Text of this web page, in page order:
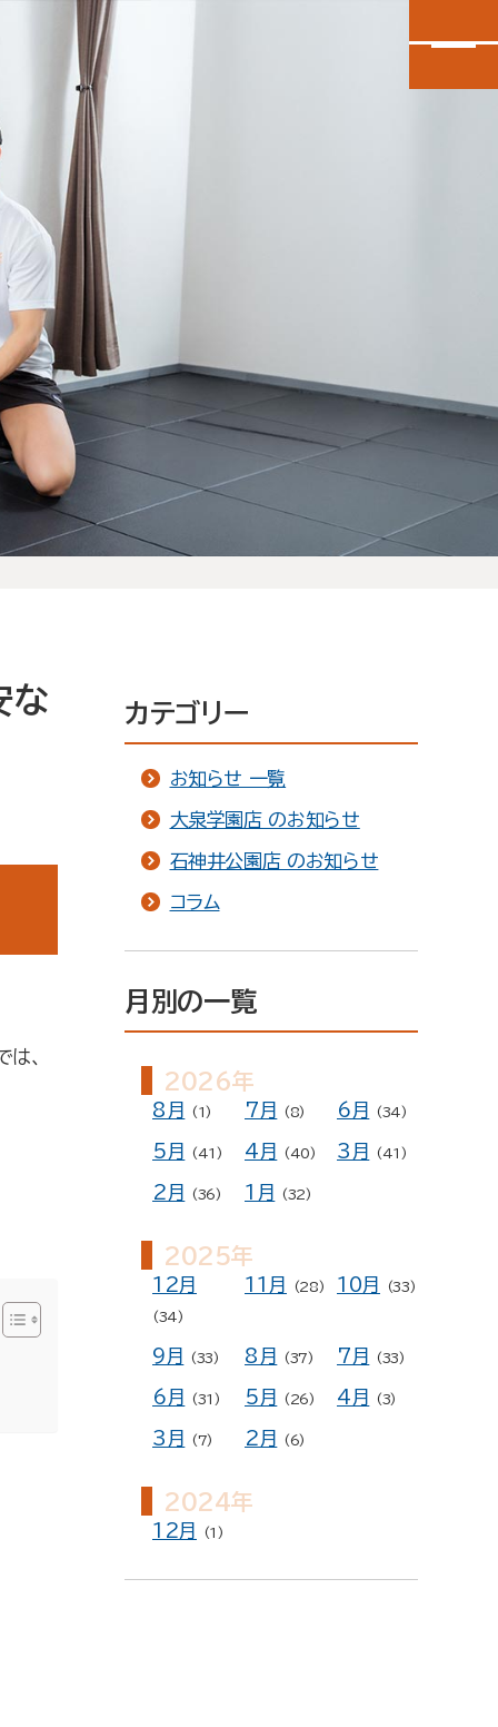
カンタン30秒申し込み
で無料体験予約
大泉学園店
石神井公園店
約
な
、
カテゴリー
お知らせ 一覧
大泉学園店 のお知らせ
石神井公園店 のお知らせ
コラム
月別の一覧
2026年
8月 (1) 7月 (8) 6月 (34)
5月 (41) 4月 (40) 3月 (41)
2月 (36) 1月 (32)
2025年
12月
(34)
11月 (28) 10月 (33)
9月 (33) 8月 (37) 7月 (33)
6月 (31) 5月 (26) 4月 (3)
3月 (7) 2月 (6)
2024年
12月 (1)